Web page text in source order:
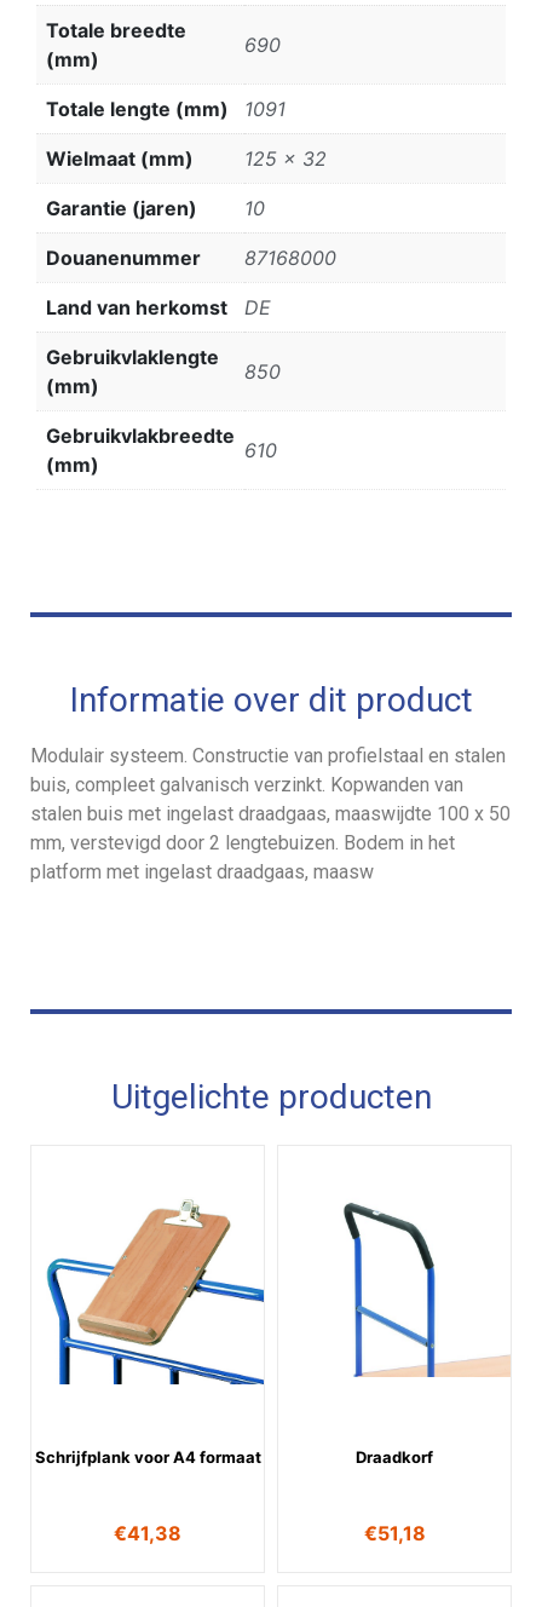
Totale breedte
(mm)
690
Totale lengte (mm) 1091
Wielmaat (mm) 125 x 32
Garantie (jaren) 10
Douanenummer 87168000
Land van herkomst DE
Gebruikvlaklengte
(mm)
850
Gebruikvlakbreedte
(mm)
610
Informatie over dit product
Modulair systeem. Constructie van profielstaal en stalen
buis, compleet galvanisch verzinkt. Kopwanden van
stalen buis met ingelast draadgaas, maaswijdte 100 x 50
mm, verstevigd door 2 lengtebuizen. Bodem in het
platform met ingelast draadgaas, maasw
Uitgelichte producten
Schrijfplank voor A4 formaat
€41,38
Draadkorf
€51,18